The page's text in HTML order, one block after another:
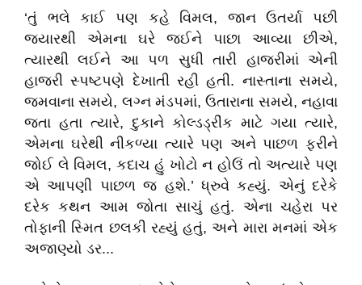
‘તું ભલે કાઈ પણ કહે વિમલ, જાન ઉતર્યા પછી
જ્યારથી એમના ઘરે જઈને પાછા આવ્યા છીએ,
ત્યારથી લઈને આ પળ સુધી તારી હાજરીમાં એની
હાજરી સ્પષ્ટપણે દેખાતી રહી હતી. નાસ્તાના સમયે,
જમવાના સમયે, લગ્ન મંડપમાં, ઉતારાના સમયે, નહાવા
જતા હતા ત્યારે, દુકાને કોલ્ડડ્રીંક માટે ગયા ત્યારે,
એમના ઘરેથી નીકળ્યા ત્યારે પણ અને પાછળ ફરીને
જોઈ લે વિમલ, કદાચ હું ખોટો ન હોઉં તો અત્યારે પણ
એ આપણી પાછળ જ હશે.’ ધ્રુવે કહ્યું. એનું દરેકે
દરેક કથન આમ જોતા સાચું હતું. એના ચહેરા પર
તોફાની સ્મિત છલકી રહ્યું હતું, અને મારા મનમાં એક
અજાણ્યો ડર...